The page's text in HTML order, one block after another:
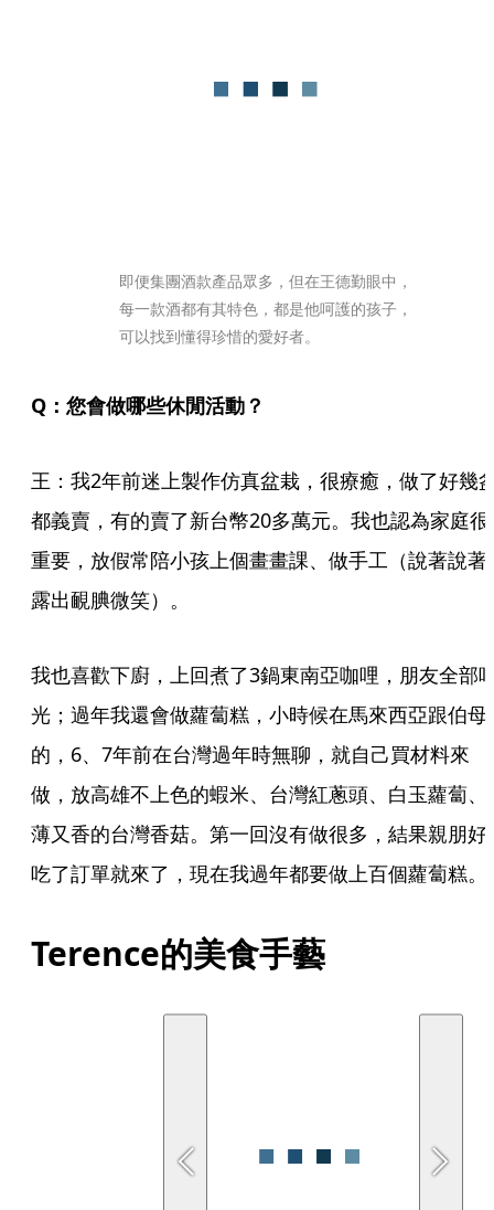
即便集團酒款產品眾多，但在王德勤眼中，
每一款酒都有其特色，都是他呵護的孩子，
可以找到懂得珍惜的愛好者。
Q：您會做哪些休閒活動？
王：我2年前迷上製作仿真盆栽，很療癒，做了好幾
都義賣，有的賣了新台幣20多萬元。我也認為家庭很
重要，放假常陪小孩上個畫畫課、做手工（說著說著
露出靦腆微笑）。
我也喜歡下廚，上回煮了3鍋東南亞咖哩，朋友全部
光；過年我還會做蘿蔔糕，小時候在馬來西亞跟伯母
的，6、7年前在台灣過年時無聊，就自己買材料來
做，放高雄不上色的蝦米、台灣紅蔥頭、白玉蘿蔔、
薄又香的台灣香菇。第一回沒有做很多，結果親朋好
吃了訂單就來了，現在我過年都要做上百個蘿蔔糕。
Terence的美食手藝